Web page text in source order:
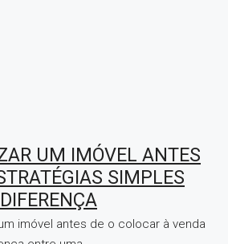
UM IMÓVEL ANTES
SIMPLES
imóvel antes de o colocar à venda